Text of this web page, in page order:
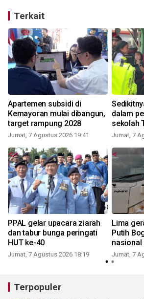
Terkait
Apartemen subsidi di
Kemayoran mulai dibangun,
target rampung 2028
Jumat, 7 Agustus 2026 19:41
dalam
sekolah
Jumat, 7
PPAL gelar upacara ziarah
dan tabur bunga peringati
HUT ke-40
Jumat, 7 Agustus 2026 18:19
Lima
Putih
nasional
Jumat, 7
Terpopuler